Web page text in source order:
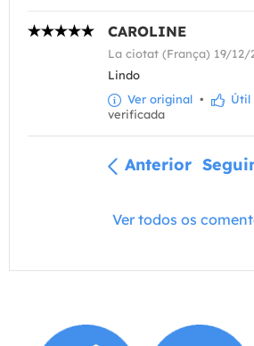
CAROLINE
La ciotat (França) 19/12/
Lindo
Ver original • Útil
verificada
Anterior
Ver todos os